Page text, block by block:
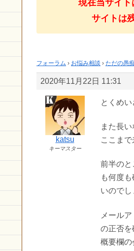
現在当サイト
サイトは
フォーラム › お悩み相談 › ただの愚痴
2020年11月22日 11:31
katsu
キーマスター
とくめい
また長
ここまで
前半のと
も何度
いのでし
メール
の正否を
概要欄の